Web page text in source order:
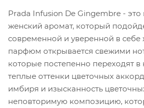
Prada Infusion De Gingembre -
женский аромат, который
современной и уверенной в
парфюм открывается свежими
которые постепенно переходят
теплые оттенки цветочных
имбиря и изысканность
неповторимую композицию,